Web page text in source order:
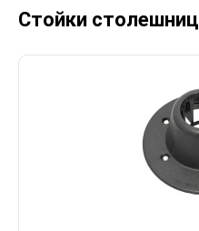
Стойки столешниц